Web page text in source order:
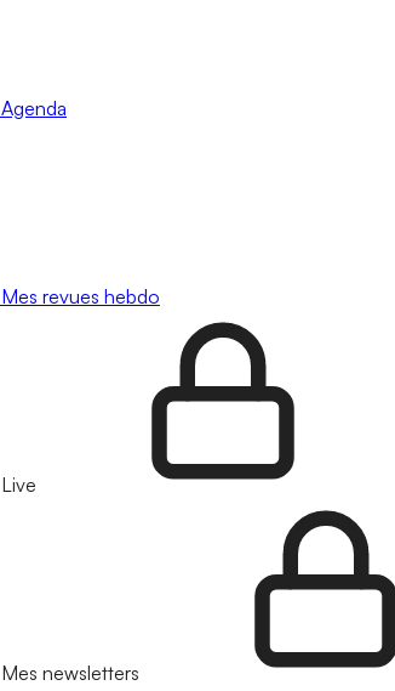
Agenda
Mes revues hebdo
Live
Mes newsletters